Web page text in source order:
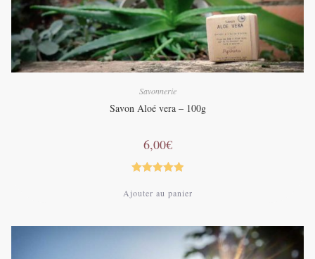
Savonnerie
Savon Aloé vera – 100g
6,00€
sur 5
Ajouter au panier